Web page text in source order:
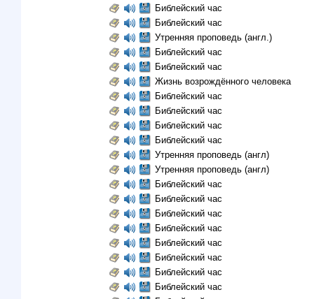
Библейский час
Библейский час
Утренняя проповедь (англ.)
Библейский час
Библейский час
Жизнь возрождённого человека
Библейский час
Библейский час
Библейский час
Библейский час
Утренняя проповедь (англ)
Утренняя проповедь (англ)
Библейский час
Библейский час
Библейский час
Библейский час
Библейский час
Библейский час
Библейский час
Библейский час